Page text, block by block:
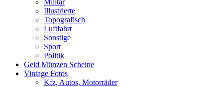
Militär
Illustrierte
Topografisch
Luftfahrt
Sonstige
Sport
Politik
Geld Münzen Scheine
Vintage Fotos
Kfz, Autos, Motorräder